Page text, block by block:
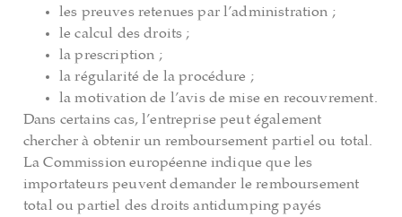
les preuves retenues par l’administration ;
le calcul des droits ;
la prescription ;
la régularité de la procédure ;
la motivation de l’avis de mise en recouvrement.
Dans certains cas, l’entreprise peut également
chercher à obtenir un remboursement partiel ou total.
La Commission européenne indique que les
importateurs peuvent demander le remboursement
total ou partiel des droits antidumping payés